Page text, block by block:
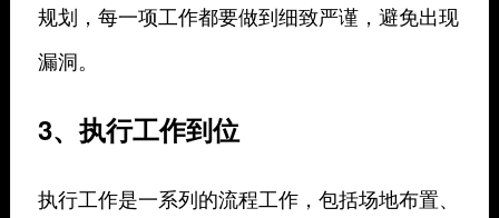
规划，每一项工作都要做到细致严谨，避免出现
漏洞。
3、执行工作到位
执行工作是一系列的流程工作，包括场地布置、